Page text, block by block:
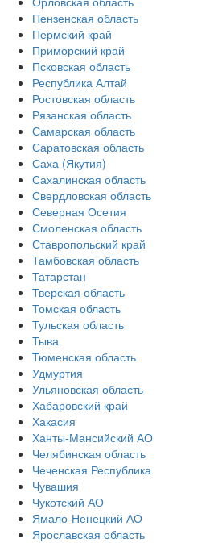
Пензенская область
Пермский край
Приморский край
Псковская область
Республика Алтай
Ростовская область
Рязанская область
Самарская область
Саратовская область
Саха (Якутия)
Сахалинская область
Свердловская область
Северная Осетия
Смоленская область
Ставропольский край
Тамбовская область
Татарстан
Тверская область
Томская область
Тульская область
Тыва
Тюменская область
Удмуртия
Ульяновская область
Хабаровский край
Хакасия
Ханты-Мансийский АО
Челябинская область
Чеченская Республика
Чувашия
Чукотский АО
Ямало-Ненецкий АО
Ярославская область